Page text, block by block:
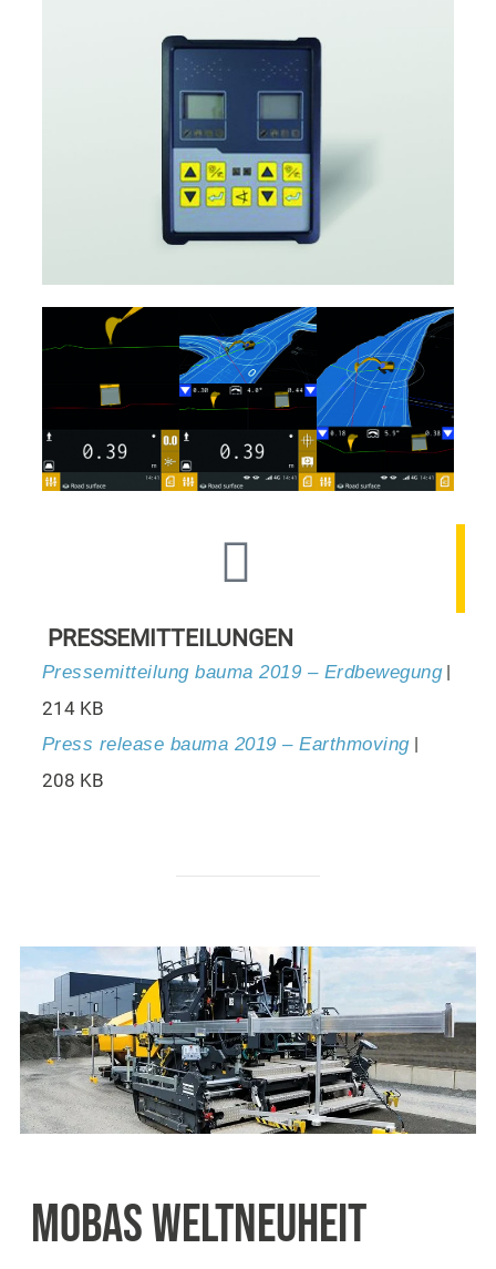
PRESSEMITTEILUNGEN
Pressemitteilung bauma 2019 – Erdbewegung|
214 KB
Press release bauma 2019 – Earthmoving|
208 KB
MOBAS WELTNEUHEIT